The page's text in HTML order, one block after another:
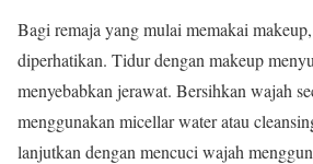
Bagi remaja yang mulai memakai
diperhatikan. Tidur dengan makeup
menyebabkan jerawat. Bersihkan wajah
menggunakan micellar water atau
lanjutkan dengan mencuci wajah